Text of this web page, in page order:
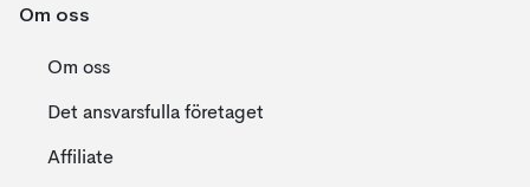
Om oss
Om oss
Det ansvarsfulla företaget
Affiliate